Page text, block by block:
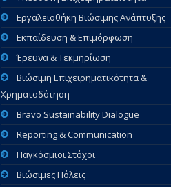
Εργαλειοθήκη Βιώσιμης Ανάπτυξης
Εκπαίδευση & Επιμόρφωση
Έρευνα & Τεκμηρίωση
Βιώσιμη Επιχειρηματικότητα &
Χρηματοδότηση
Bravo Sustainability Dialogue
Reporting & Communication
Παγκόσμιοι Στόχοι
Βιώσιμες Πόλεις